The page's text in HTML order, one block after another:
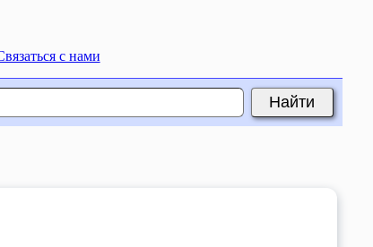
с нами